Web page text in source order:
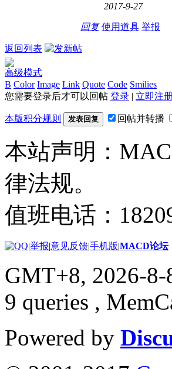
2017-9-27
回复 使用道具 举报
返回列表
高级模式
B Color Image Link Quote Code Smilies
您需要登录后才可以回帖 登录 | 立即注
本版积分规则 发表回复 回帖并转播
本站声明：
律法规。
值班电话：
|举报|意见反馈|手机版|MACD论坛
GMT+8, 2026-8-
9 queries ,
Powered by